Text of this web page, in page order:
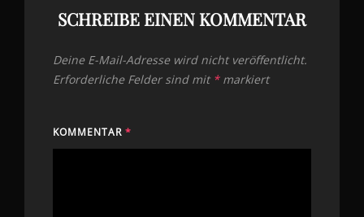
SCHREIBE EINEN KOMMENTAR
Deine E-Mail-Adresse wird nicht veröffentlicht.
Erforderliche Felder sind mit *markiert
KOMMENTAR *